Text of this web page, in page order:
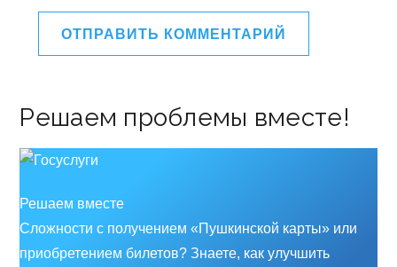
Решаем проблемы вместе!
Решаем вместе
Сложности с получением «Пушкинской карты» или
приобретением билетов? Знаете, как улучшить